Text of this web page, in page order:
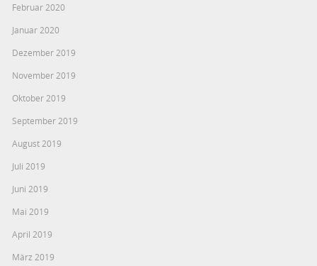
Februar 2020
Januar 2020
Dezember 2019
November 2019
Oktober 2019
September 2019
August 2019
Juli 2019
Juni 2019
Mai 2019
April 2019
März 2019